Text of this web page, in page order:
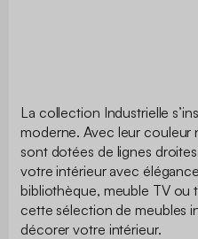
La collection Industrielle
moderne. Avec leur couleur
sont dotées de lignes
votre intérieur avec
bibliothèque, meuble TV ou
cette sélection de meubles
décorer votre intérieur.